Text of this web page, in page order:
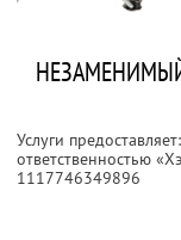
Услуги
ответственностью
1117746349896